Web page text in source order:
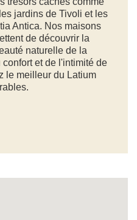
jardins de Tivoli et les
Antica. Nos maisons
de découvrir la
naturelle de la
et de l'intimité de
le meilleur du Latium